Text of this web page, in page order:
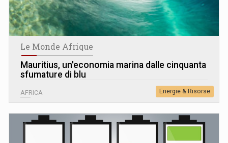
Le Monde Afrique
Mauritius, un'economia marina dalle cinquanta
sfumature di blu
AFRICA Energie & Risorse